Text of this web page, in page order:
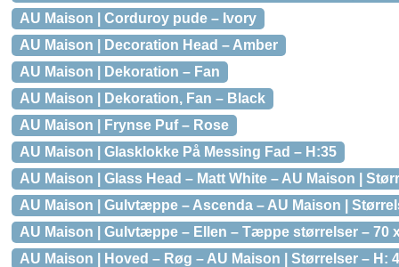
AU Maison | Corduroy pude – Ivory
AU Maison | Decoration Head – Amber
AU Maison | Dekoration – Fan
AU Maison | Dekoration, Fan – Black
AU Maison | Frynse Puf – Rose
AU Maison | Glasklokke På Messing Fad – H:35
AU Maison | Glass Head – Matt White – AU Maison |
AU Maison | Gulvtæppe – Ascenda – AU Maison |
AU Maison | Gulvtæppe – Ellen – Tæppe størrelser – 70
AU Maison | Hoved – Røg – AU Maison | Størrelser – H: